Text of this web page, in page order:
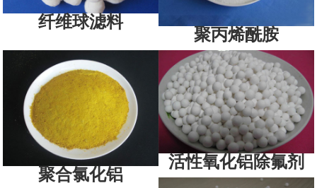
纤维球滤料
聚丙烯酰胺
聚合氯化铝
活性氧化铝除氟剂